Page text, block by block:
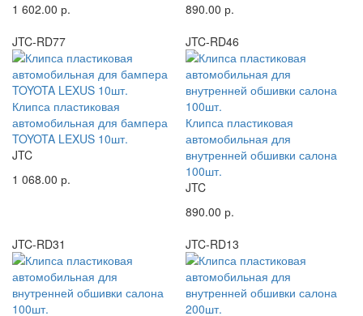
1 602.00 р.
890.00 р.
JTC-RD77
Клипса пластиковая
автомобильная для бампера
TOYOTA LEXUS 10шт.
JTC
1 068.00 р.
JTC-RD46
Клипса пластиковая
автомобильная для
внутренней обшивки салона
100шт.
JTC
890.00 р.
JTC-RD31
JTC-RD13